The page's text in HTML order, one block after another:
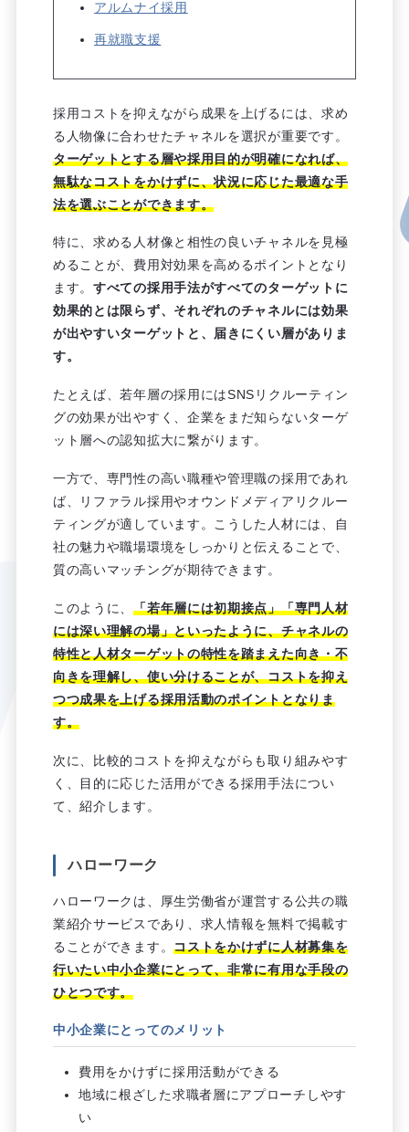
アルムナイ採用
再就職支援
採用コストを抑えながら成果を上げるには、求め
る人物像に合わせたチャネルを選択が重要です。
ターゲットとする層や採用目的が明確になれば、
無駄なコストをかけずに、状況に応じた最適な手
法を選ぶことができます。
特に、求める人材像と相性の良いチャネルを見極
めることが、費用対効果を高めるポイントとなり
ます。すべての採用手法がすべてのターゲットに
効果的とは限らず、それぞれのチャネルには効果
が出やすいターゲットと、届きにくい層がありま
す。
たとえば、若年層の採用にはSNSリクルーティン
グの効果が出やすく、企業をまだ知らないターゲ
ット層への認知拡大に繋がります。
一方で、専門性の高い職種や管理職の採用であれ
ば、リファラル採用やオウンドメディアリクルー
ティングが適しています。こうした人材には、自
社の魅力や職場環境をしっかりと伝えることで、
質の高いマッチングが期待できます。
このように、「若年層には初期接点」「専門人材
には深い理解の場」といったように、チャネルの
特性と人材ターゲットの特性を踏まえた向き・不
向きを理解し、使い分けることが、コストを抑え
つつ成果を上げる採用活動のポイントとなりま
す。
次に、比較的コストを抑えながらも取り組みやす
く、目的に応じた活用ができる採用手法につい
て、紹介します。
ハローワーク
ハローワークは、厚生労働省が運営する公共の職
業紹介サービスであり、求人情報を無料で掲載す
ることができます。コストをかけずに人材募集を
行いたい中小企業にとって、非常に有用な手段の
ひとつです。
中小企業にとってのメリット
費用をかけずに採用活動ができる
地域に根ざした求職者層にアプローチしやす
い